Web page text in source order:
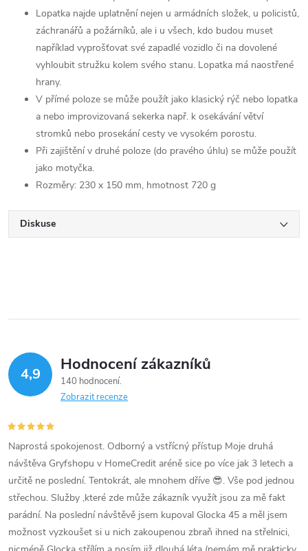
Lopatka najde uplatnění nejen u armádních složek, u policistů,
záchranářů a požárníků, ale i u všech, kdo budou muset
například vyprošťovat své zapadlé vozidlo či na dovolené
vyhloubit stružku kolem svého stanu. Lopatka má naostřené
hrany.
V přímé poloze se může použít jako klasický rýč nebo lopatka
a nebo improvizovaná sekerka např. k osekávání větví
stromků nebo prosekání cesty ve vysokém porostu.
Při zajištění v druhé poloze (do pravého úhlu) se může použít
jako motyčka.
Rozměry: 230 x 150 mm, hmotnost 720 g
Diskuse
4,9 Hodnocení zákazníků
140 hodnocení
Zobrazit recenze
Naprostá spokojenost. Odborný a vstřícný přístup Moje druhá
návštěva Gryfshopu v HomeCredit aréně sice po více jak 3 letech a
určitě ne poslední. Tentokrát, ale mnohem dříve 😎. Vše pod jednou
střechou. Služby ,které zde může zákazník využít jsou za mě fakt
parádní. Na poslední návštěvě jsem kupoval Glocka 45 a měl jsem
možnost vyzkoušet si u nich zakoupenou zbraň ihned na střelnici,